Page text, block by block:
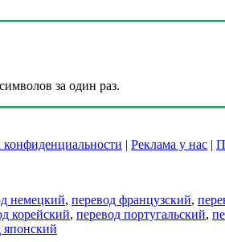
символов за один раз.
| Реклама у нас |
немецкий, перевод французский,
корейский, перевод португальский,
японский